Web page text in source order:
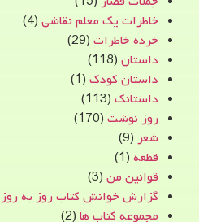
خاطرات یک معلم نقاشی (4)
خرده خاطرات (29)
داستان (118)
داستان کودک (1)
داستانک (113)
روز نوشت (170)
شعر (9)
قطعه (1)
قوانین من (3)
گزارش خوانش کتاب روز به روز
مجموعه کتاب ها (2)